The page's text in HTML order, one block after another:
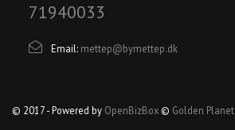
71940033
Email: mettep@bymettep.dk
© 2017 - Powered by OpenBizBox © Golden Planet